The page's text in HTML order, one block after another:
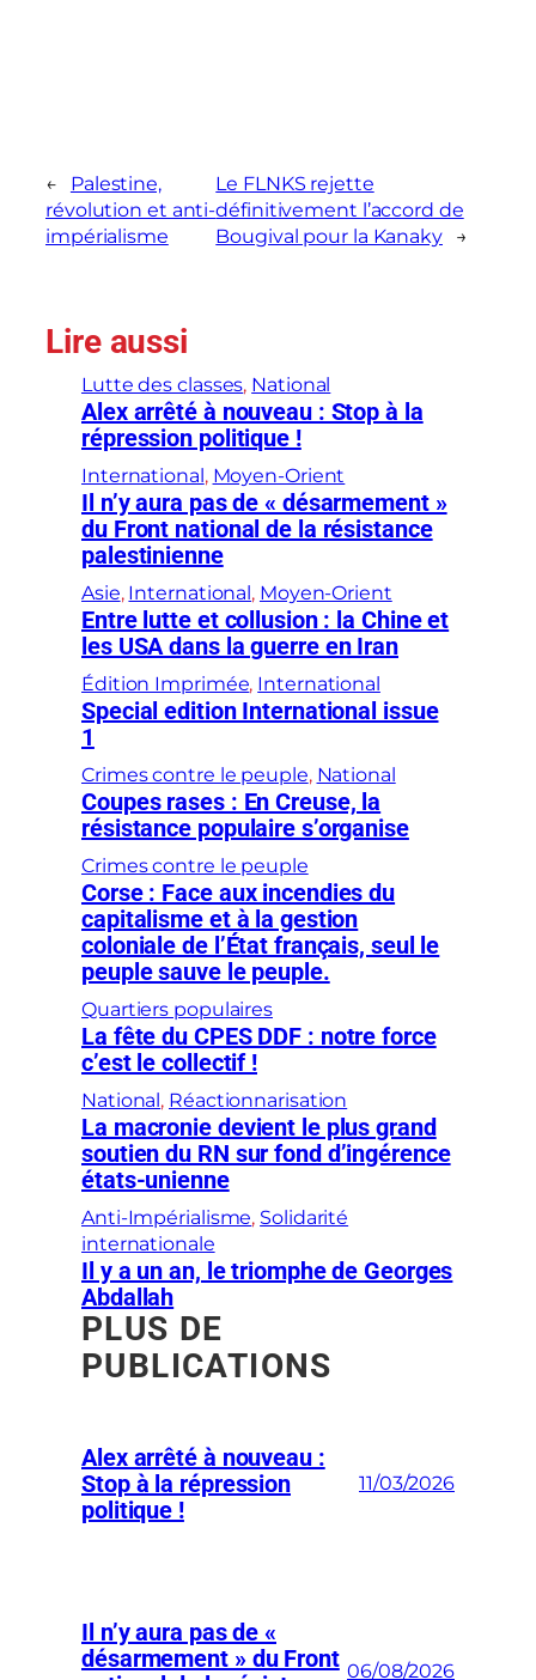
←
Palestine,
révolution et anti-
impérialisme
Le FLNKS rejette
définitivement l’accord de
Bougival pour la Kanaky
→
Lire aussi
Lutte des classes, National
Alex arrêté à nouveau : Stop à la
répression politique !
International, Moyen-Orient
Il n’y aura pas de « désarmement »
du Front national de la résistance
palestinienne
Asie, International, Moyen-Orient
Entre lutte et collusion : la Chine et
les USA dans la guerre en Iran
Édition Imprimée, International
Special edition International issue
1
Crimes contre le peuple, National
Coupes rases : En Creuse, la
résistance populaire s’organise
Crimes contre le peuple
Corse : Face aux incendies du
capitalisme et à la gestion
coloniale de l’État français, seul le
peuple sauve le peuple.
Quartiers populaires
La fête du CPES DDF : notre force
c’est le collectif !
National, Réactionnarisation
La macronie devient le plus grand
soutien du RN sur fond d’ingérence
états-unienne
Anti-Impérialisme, Solidarité
internationale
Il y a un an, le triomphe de Georges
Abdallah
PLUS DE
PUBLICATIONS
Alex arrêté à nouveau :
Stop à la répression
politique !
11/03/2026
Il n’y aura pas de «
désarmement » du Front 06/08/2026